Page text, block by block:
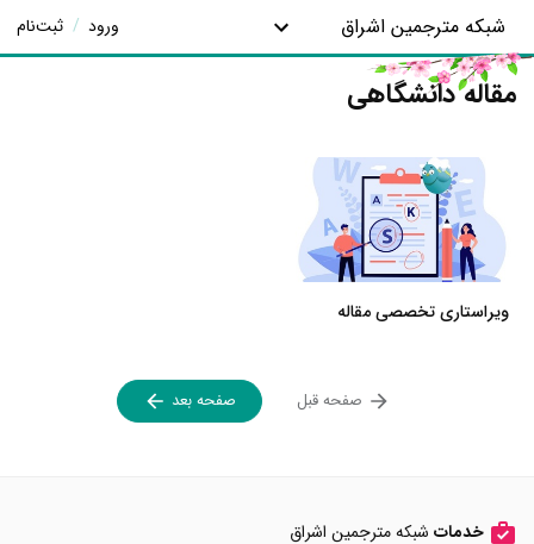
شبکه مترجمین اشراق ورود / ثبت‌نام
مقاله دانشگاهی
ویراستاری تخصصی مقاله
صفحه قبل صفحه بعد
خدمات شبکه مترجمین اشراق